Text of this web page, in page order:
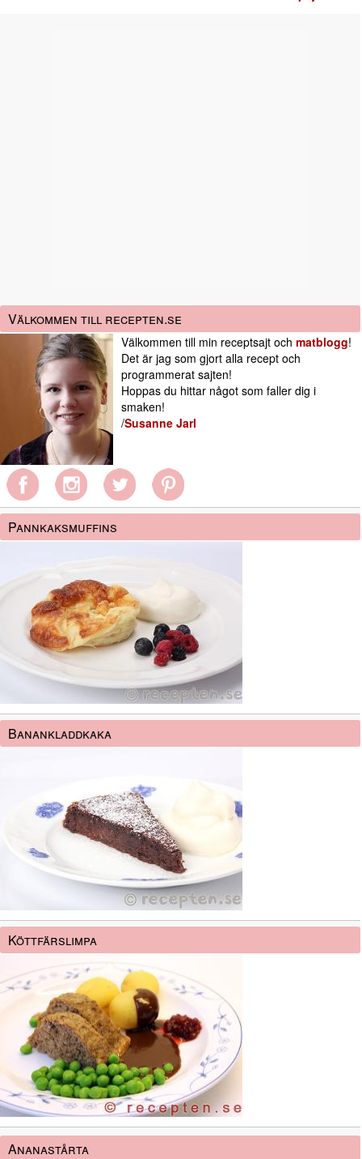
Välkommen till recepten.se
Välkommen till min receptsajt och matblogg!
Det är jag som gjort alla recept och
programmerat sajten!
Hoppas du hittar något som faller dig i
smaken!
/Susanne Jarl
Pannkaksmuffins
Banankladdkaka
Köttfärslimpa
Ananastårta